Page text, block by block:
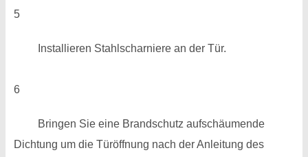
5
Installieren Stahlscharniere an der Tür.
6
Bringen Sie eine Brandschutz aufschäumende
Dichtung um die Türöffnung nach der Anleitung des